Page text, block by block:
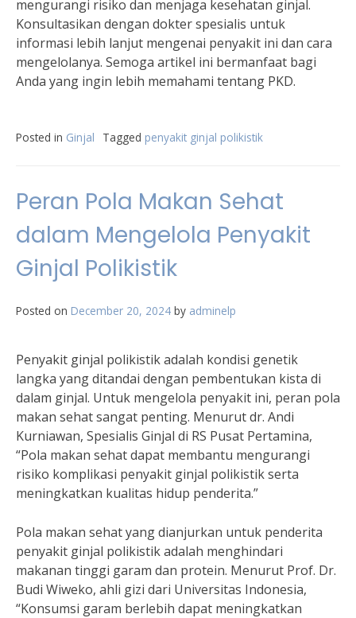
mengurangi risiko dan menjaga kesehatan ginjal.
Konsultasikan dengan dokter spesialis untuk
informasi lebih lanjut mengenai penyakit ini dan cara
mengelolanya. Semoga artikel ini bermanfaat bagi
Anda yang ingin lebih memahami tentang PKD.
Posted in Ginjal Tagged penyakit ginjal polikistik
Peran Pola Makan Sehat
dalam Mengelola Penyakit
Ginjal Polikistik
Posted on December 20, 2024 by adminelp
Penyakit ginjal polikistik adalah kondisi genetik
langka yang ditandai dengan pembentukan kista di
dalam ginjal. Untuk mengelola penyakit ini, peran pola
makan sehat sangat penting. Menurut dr. Andi
Kurniawan, Spesialis Ginjal di RS Pusat Pertamina,
“Pola makan sehat dapat membantu mengurangi
risiko komplikasi penyakit ginjal polikistik serta
meningkatkan kualitas hidup penderita.”
Pola makan sehat yang dianjurkan untuk penderita
penyakit ginjal polikistik adalah menghindari
makanan tinggi garam dan protein. Menurut Prof. Dr.
Budi Wiweko, ahli gizi dari Universitas Indonesia,
“Konsumsi garam berlebih dapat meningkatkan